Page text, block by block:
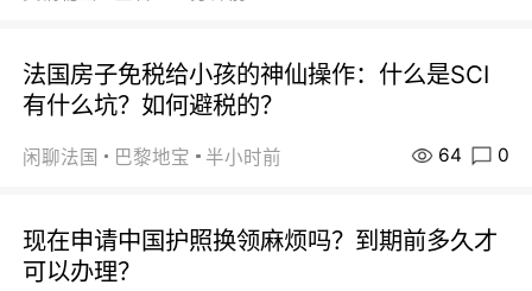
法国房子免税给小孩的神仙操作：什么是SCI
有什么坑？如何避税的？
闲聊法国 巴黎地宝 半小时前 64 0
现在申请中国护照换领麻烦吗？到期前多久才
可以办理？